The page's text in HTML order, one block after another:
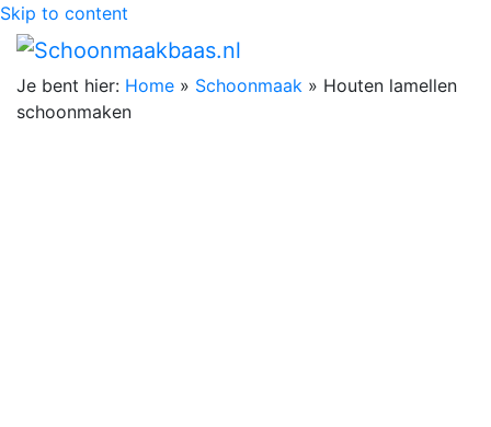
Skip to content
Je bent hier: Home » Schoonmaak » Houten lamellen
schoonmaken